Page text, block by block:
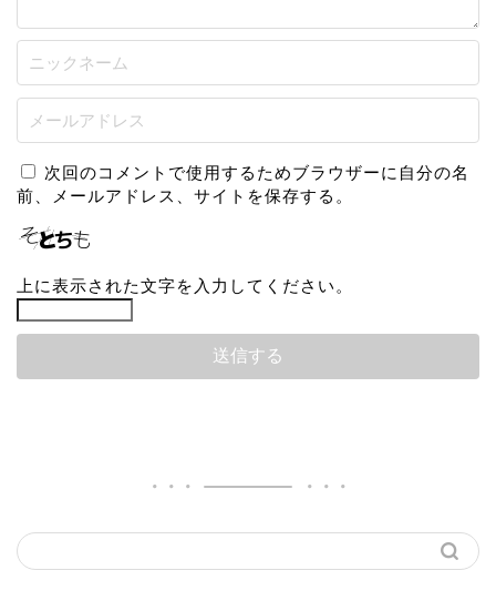
次回のコメントで使用するためブラウザーに自分の名
前、メールアドレス、サイトを保存する。
上に表示された文字を入力してください。